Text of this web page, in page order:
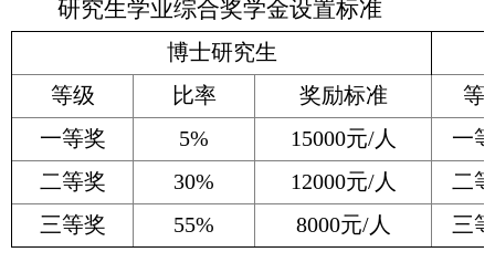
研究生学业综合奖学金设置标准
博士研究生
等级
比率 奖励标准
等
一等奖
5% 15000元/人
一
二等奖
30% 12000元/人
二
三等奖
55% 8000元/人 三